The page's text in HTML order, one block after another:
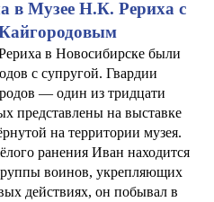
в Музее Н.К. Рериха с
в Новосибирске были
с супругой. Гвардии
— один из тридцати
представлены на выставке
на территории музея.
ранения Иван находится
воинов, укрепляющих
действиях, он побывал в